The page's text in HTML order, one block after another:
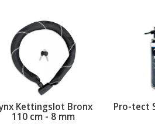
Pro-tect Slotspray 100